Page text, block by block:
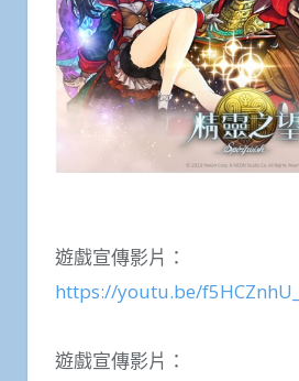
遊戲宣傳影片：
https://youtu.be/
遊戲宣傳影片：